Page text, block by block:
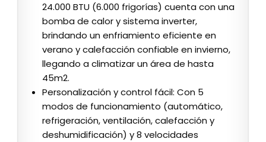
24.000 BTU (6.000 frigorías) cuenta con una
bomba de calor y sistema inverter,
brindando un enfriamiento eficiente en
verano y calefacción confiable en invierno,
llegando a climatizar un área de hasta
45m2.
Personalización y control fácil: Con 5
modos de funcionamiento (automático,
refrigeración, ventilación, calefacción y
deshumidificación) y 8 velocidades